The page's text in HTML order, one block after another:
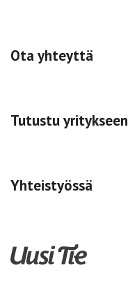
Ota yhteyttä
Tutustu yritykseen
Yhteistyössä